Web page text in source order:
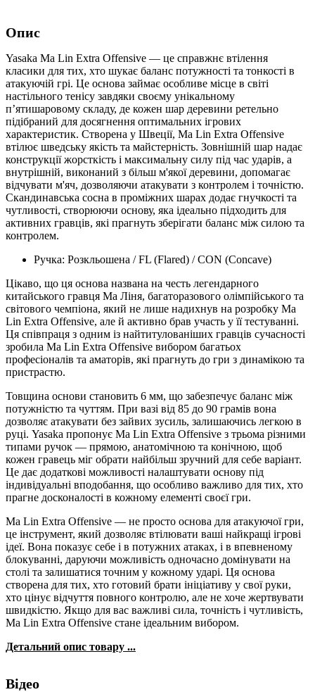
Опис
Yasaka Ma Lin Extra Offensive — це справжнє втілення
класики для тих, хто шукає баланс потужності та тонкості в
атакуючій грі. Це основа займає особливе місце в світі
настільного тенісу завдяки своєму унікальному
п’ятишаровому складу, де кожен шар деревини ретельно
підібраний для досягнення оптимальних ігрових
характеристик. Створена у Швеції, Ma Lin Extra Offensive
втілює шведську якість та майстерність. Зовнішній шар надає
конструкції жорсткість і максимальну силу під час ударів, а
внутрішній, виконаний з більш м'якої деревини, допомагає
відчувати м'яч, дозволяючи атакувати з контролем і точністю.
Скандинавська сосна в проміжних шарах додає гнучкості та
чутливості, створюючи основу, яка ідеально підходить для
активних гравців, які прагнуть зберігати баланс між силою та
контролем.
Ручка: Розкльошена / FL (Flared) / CON (Concave)
Цікаво, що ця основа названа на честь легендарного
китайського гравця Ма Ліня, багаторазового олімпійського та
світового чемпіона, який не лише надихнув на розробку Ma
Lin Extra Offensive, але й активно брав участь у її тестуванні.
Ця співпраця з одним із найтитулованіших гравців сучасності
зробила Ma Lin Extra Offensive вибором багатьох
професіоналів та аматорів, які прагнуть до гри з динамікою та
пристрастю.
Товщина основи становить 6 мм, що забезпечує баланс між
потужністю та чуттям. При вазі від 85 до 90 грамів вона
дозволяє атакувати без зайвих зусиль, залишаючись легкою в
руці. Yasaka пропонує Ma Lin Extra Offensive з трьома різними
типами ручок — прямою, анатомічною та конічною, щоб
кожен гравець міг обрати найбільш зручний для себе варіант.
Це дає додаткові можливості налаштувати основу під
індивідуальні вподобання, що особливо важливо для тих, хто
прагне досконалості в кожному елементі своєї гри.
Ma Lin Extra Offensive — не просто основа для атакуючої гри,
це інструмент, який дозволяє втілювати ваші найкращі ігрові
ідеї. Вона показує себе і в потужних атаках, і в впевненому
блокуванні, даруючи можливість одночасно домінувати на
столі та залишатися точним у кожному ударі. Ця основа
створена для тих, хто готовий брати ініціативу у свої руки,
хто цінує відчуття повного контролю, але не хоче жертвувати
швидкістю. Якщо для вас важливі сила, точність і чутливість,
Ma Lin Extra Offensive стане ідеальним вибором.
Детальний опис товару ...
Відео